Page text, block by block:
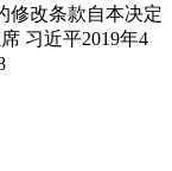
修改条款自本决定
习近平2019年4